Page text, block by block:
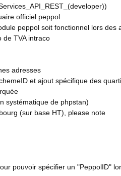
officiel peppol
peppol soit fonctionnel lors des
de TVA intraco
adresses
et ajout spécifique des
systématique de phpstan)
(sur base HT), please note
pouvoir spécifier un "PeppolID"